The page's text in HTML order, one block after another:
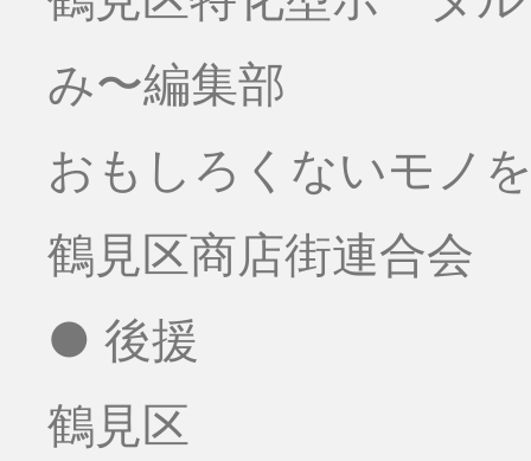
み〜編集部
おもしろくないモノ
鶴見区商店街連合会
● 後援
鶴見区